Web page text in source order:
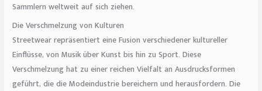
Sammlern weltweit auf sich ziehen.
Die Verschmelzung von Kulturen
Streetwear repräsentiert eine Fusion verschiedener kultureller
Einflüsse, von Musik über Kunst bis hin zu Sport. Diese
Verschmelzung hat zu einer reichen Vielfalt an Ausdrucksformen
geführt, die die Modeindustrie bereichern und herausfordern. Die